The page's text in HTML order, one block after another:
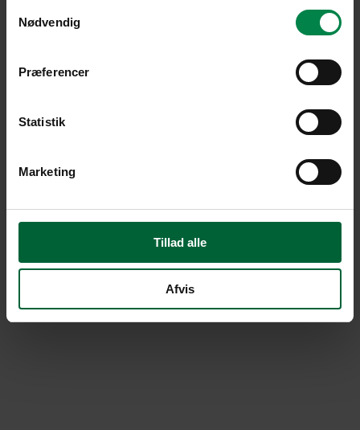
Nødvendig
Præferencer
Statistik
Marketing
Tillad alle
Afvis